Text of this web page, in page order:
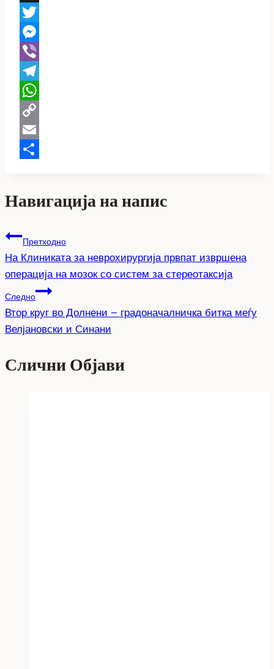
X
Twitter
Messenger
Viber
Telegram
WhatsApp
Copy
Link
Email
Навигација на напис
Претходно
На Клиниката за неврохирургија првпат извршена
операција на мозок со систем за стереотаксија
Следно
Втор круг во Долнени – градоначалничка битка меѓу
Велјановски и Синани
Слични Објави